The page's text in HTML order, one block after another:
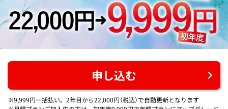
申し込む
※9,999円一括払い。2年目から22,000円（税込）で自動更新となります